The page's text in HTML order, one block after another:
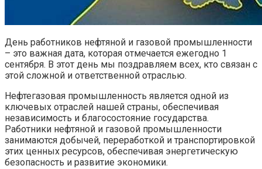
День работников нефтяной и газовой промышленности
– это важная дата, которая отмечается ежегодно 1
сентября. В этот день мы поздравляем всех, кто связан с
этой сложной и ответственной отраслью.
Нефтегазовая промышленность является одной из
ключевых отраслей нашей страны, обеспечивая
независимость и благосостояние государства.
Работники нефтяной и газовой промышленности
занимаются добычей, переработкой и транспортировкой
этих ценных ресурсов, обеспечивая энергетическую
безопасность и развитие экономики.